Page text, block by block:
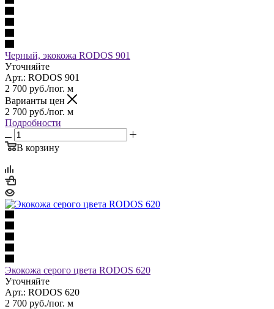
Черный, экокожа RODOS 901
Уточняйте
Арт.: RODOS 901
2 700 руб./пог. м
Варианты цен
2 700 руб./пог. м
Подробности
В корзину
Экокожа серого цвета RODOS 620
Уточняйте
Арт.: RODOS 620
2 700 руб./пог. м